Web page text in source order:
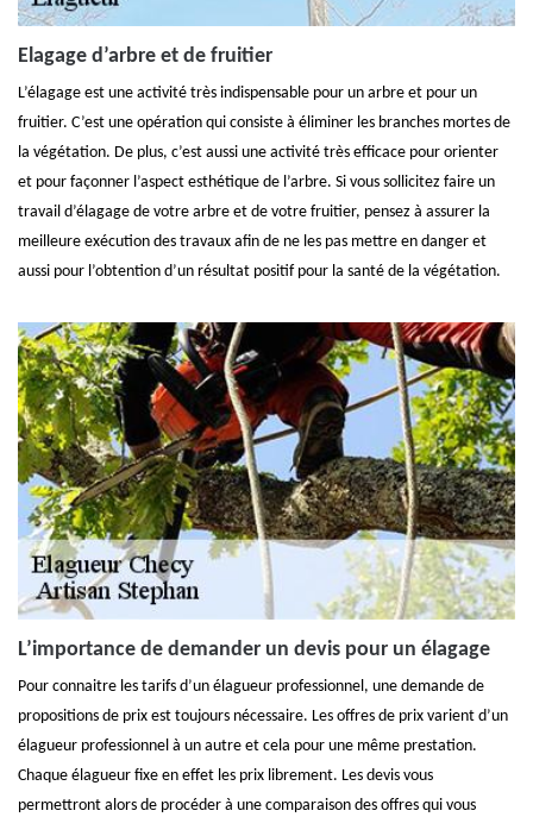
Elagage d’arbre et de fruitier
L’élagage est une activité très indispensable pour un arbre et pour un
fruitier. C’est une opération qui consiste à éliminer les branches mortes de
la végétation. De plus, c’est aussi une activité très efficace pour orienter
et pour façonner l’aspect esthétique de l’arbre. Si vous sollicitez faire un
travail d’élagage de votre arbre et de votre fruitier, pensez à assurer la
meilleure exécution des travaux afin de ne les pas mettre en danger et
aussi pour l’obtention d’un résultat positif pour la santé de la végétation.
L’importance de demander un devis pour un élagage
Pour connaitre les tarifs d’un élagueur professionnel, une demande de
propositions de prix est toujours nécessaire. Les offres de prix varient d’un
élagueur professionnel à un autre et cela pour une même prestation.
Chaque élagueur fixe en effet les prix librement. Les devis vous
permettront alors de procéder à une comparaison des offres qui vous